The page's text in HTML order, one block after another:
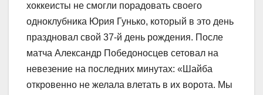
хоккеисты не смогли порадовать своего
одноклубника Юрия Гунько, который в это день
праздновал свой 37-й день рождения. После
матча Александр Победоносцев сетовал на
невезение на последних минутах: «Шайба
откровенно не желала влетать в их ворота. Мы